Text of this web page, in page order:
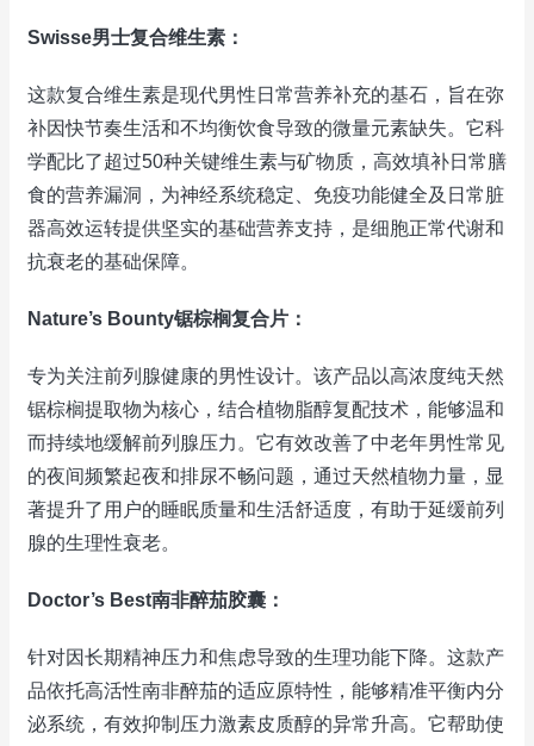
Swisse男士复合维生素：
这款复合维生素是现代男性日常营养补充的基石，旨在弥
补因快节奏生活和不均衡饮食导致的微量元素缺失。它科
学配比了超过50种关键维生素与矿物质，高效填补日常膳
食的营养漏洞，为神经系统稳定、免疫功能健全及日常脏
器高效运转提供坚实的基础营养支持，是细胞正常代谢和
抗衰老的基础保障。
Nature’s Bounty锯棕榈复合片：
专为关注前列腺健康的男性设计。该产品以高浓度纯天然
锯棕榈提取物为核心，结合植物脂醇复配技术，能够温和
而持续地缓解前列腺压力。它有效改善了中老年男性常见
的夜间频繁起夜和排尿不畅问题，通过天然植物力量，显
著提升了用户的睡眠质量和生活舒适度，有助于延缓前列
腺的生理性衰老。
Doctor’s Best南非醉茄胶囊：
针对因长期精神压力和焦虑导致的生理功能下降。这款产
品依托高活性南非醉茄的适应原特性，能够精准平衡内分
泌系统，有效抑制压力激素皮质醇的异常升高。它帮助使